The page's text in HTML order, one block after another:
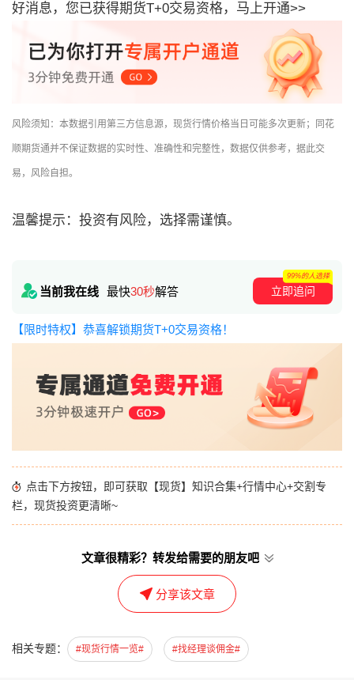
好消息，您已获得期货T+0交易资格，马上开通>>
风险须知：本数据引用第三方信息源，现货行情价格当日可能多次更新；同花
顺期货通并不保证数据的实时性、准确性和完整性，数据仅供参考，据此交
易，风险自担。
温馨提示：投资有风险，选择需谨慎。
当前我在线 最快30秒解答 立即追问
99%的人选择
【限时特权】恭喜解锁期货T+0交易资格！
点击下方按钮，即可获取【现货】知识合集+行情中心+交割专
栏，现货投资更清晰~
文章很精彩？转发给需要的朋友吧
分享该文章
相关专题： #现货行情一览# #找经理谈佣金#